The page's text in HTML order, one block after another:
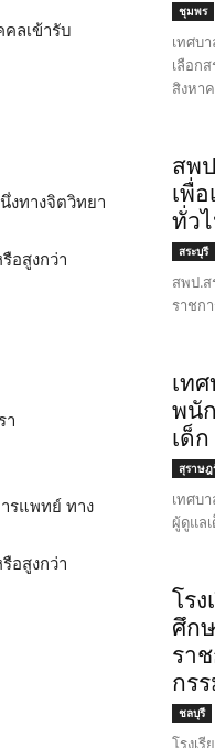
ลเข้ารับ
งทางจิตวิทยา
อสูงกว่า
า
รแพทย์ ทาง
อสูงกว่า
ชุมพร
เทศบ
เลือก
สิงหา
สพ
เพื่
ทั่ว
สระบุรี
สพป.ส
ราชก
เท
พนั
เด็ก
สุราษฎ
เทศบ
ผู้ดูแล
โร
ศึก
รา
กร
ชลบุรี
โรงเ